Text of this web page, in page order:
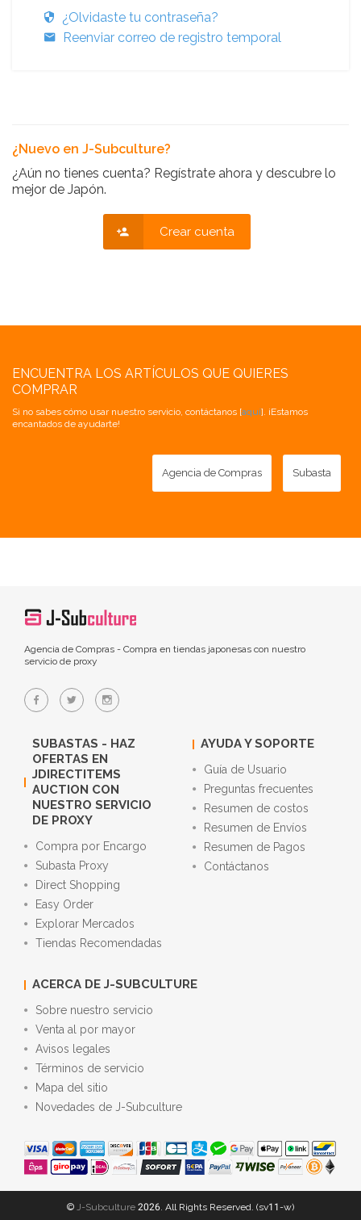
¿Olvidaste tu contraseña?
Reenviar correo de registro temporal
¿Nuevo en J-Subculture?
¿Aún no tienes cuenta? Regístrate ahora y descubre lo
mejor de Japón.
Crear cuenta
ENCUENTRA LOS ARTÍCULOS QUE QUIERES
COMPRAR
Si no sabes cómo usar nuestro servicio, contáctanos [aquí]. ¡Estamos
encantados de ayudarte!
Agencia de Compras Subasta
Agencia de Compras - Compra en tiendas japonesas con nuestro
servicio de proxy
SUBASTAS - HAZ
OFERTAS EN
JDIRECTITEMS
AUCTION CON
NUESTRO SERVICIO
DE PROXY
Compra por Encargo
Subasta Proxy
Direct Shopping
Easy Order
Explorar Mercados
Tiendas Recomendadas
AYUDA Y SOPORTE
Guía de Usuario
Preguntas frecuentes
Resumen de costos
Resumen de Envíos
Resumen de Pagos
Contáctanos
ACERCA DE J-SUBCULTURE
Sobre nuestro servicio
Venta al por mayor
Avisos legales
Términos de servicio
Mapa del sitio
Novedades de J-Subculture
© J-Subculture 2026. All Rights Reserved. (sv11-w)